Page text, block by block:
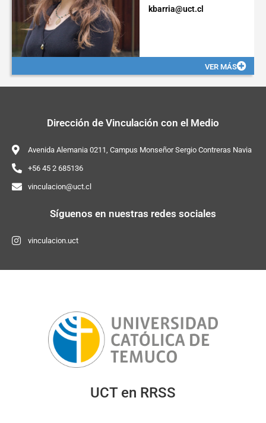
kbarria@uct.cl
VER MÁS
Dirección de Vinculación con el Medio
Avenida Alemania 0211, Campus Monseñor Sergio Contreras Navia​
+56 45 2 685136​
vinculacion@uct.cl
Síguenos en nuestras redes sociales
vinculacion.uct
UCT en RRSS